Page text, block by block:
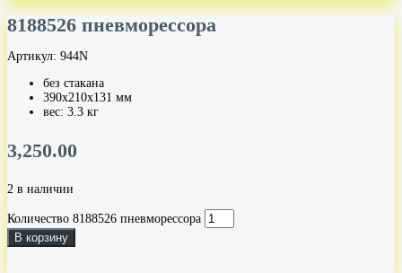
8188526 пневморессора
Артикул: 944N
без стакана
390х210х131 мм
вес: 3.3 кг
3,250.00
2 в наличии
Количество 8188526 пневморессора
В корзину